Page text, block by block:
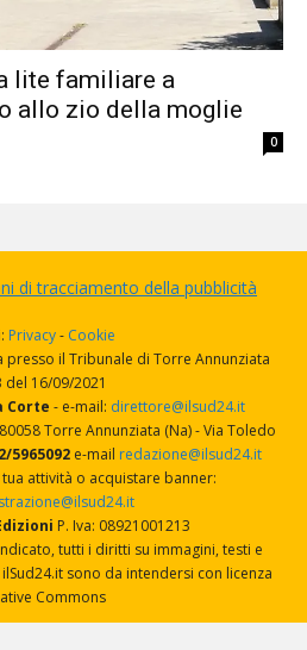
lite familiare a
allo zio della moglie
0
di tracciamento della pubblicità
Privacy- Cookie
presso il Tribunale di Torre Annunziata
del 16/09/2021
Corte - e-mail: direttore@ilsud24.it
Torre Annunziata (Na) - Via Toledo
5965092 e-mail redazione@ilsud24.it
attività o acquistare banner:
P. Iva: 08921001213
tutti i diritti su immagini, testi e
sono da intendersi con licenza
Commons